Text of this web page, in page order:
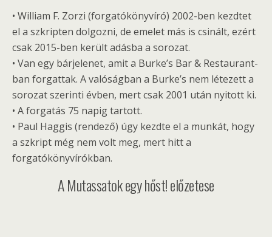
• William F. Zorzi (forgatókönyvíró) 2002-ben kezdtet
el a szkripten dolgozni, de emelet más is csinált, ezért
csak 2015-ben került adásba a sorozat.
• Van egy bárjelenet, amit a Burke’s Bar & Restaurant-
ban forgattak. A valóságban a Burke’s nem létezett a
sorozat szerinti évben, mert csak 2001 után nyitott ki.
• A forgatás 75 napig tartott.
• Paul Haggis (rendező) úgy kezdte el a munkát, hogy
a szkript még nem volt meg, mert hitt a
forgatókönyvírókban.
A Mutassatok egy hőst! előzetese